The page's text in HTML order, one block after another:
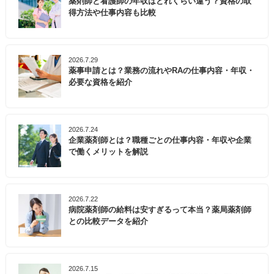
得方法や仕事内容も比較
2026.7.29
薬事申請とは？業務の流れやRAの仕事内容・年収・
必要な資格を紹介
2026.7.24
企業薬剤師とは？職種ごとの仕事内容・年収や企業
で働くメリットを解説
2026.7.22
病院薬剤師の給料は安すぎるって本当？薬局薬剤師
との比較データを紹介
2026.7.15